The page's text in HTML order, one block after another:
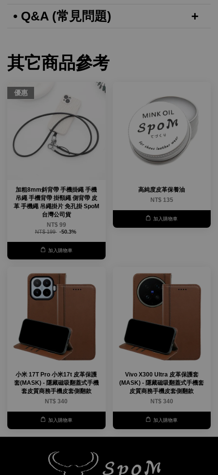
• Q&A (常見問題)
其它商品參考
優惠
加粗8mm斜背帶 手機掛繩 手機
吊繩 手機背帶 掛頸繩 側背帶 皮
革 手機繩 吊繩掛片 免孔掛 SpoM
台灣公司貨
NT$ 99
NT$ 199 -50.3%
加入購物車
高純度皮革保養油
NT$ 135
加入購物車
小米 17T Pro 小米17t 皮革保護
套(MASK) - 隱藏磁吸翻蓋式手機
套皮質商務手機皮套側翻款
NT$ 340
加入購物車
Vivo X300 Ultra 皮革保護套
(MASK) - 隱藏磁吸翻蓋式手機套
皮質商務手機皮套側翻款
NT$ 340
加入購物車